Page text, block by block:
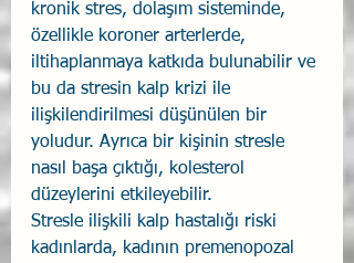
kronik stres, dolaşım sisteminde,
özellikle koroner arterlerde,
iltihaplanmaya katkıda bulunabilir ve
bu da stresin kalp krizi ile
ilişkilendirilmesi düşünülen bir
yoludur. Ayrıca bir kişinin stresle
nasıl başa çıktığı, kolesterol
düzeylerini etkileyebilir.
Stresle ilişkili kalp hastalığı riski
kadınlarda, kadının premenopozal